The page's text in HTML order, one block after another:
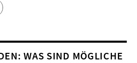
WAS SIND MÖGLICHE